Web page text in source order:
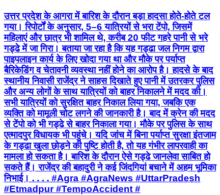
उत्तर प्रदेश के आगरा में बारिश के दौरान बड़ा हादसा होते-होते टल
गया। रिपोर्टों के अनुसार, 5–6 यात्रियों से भरा टेंपो, जिसमें
महिलाएं और छात्र भी शामिल थे, करीब 20 फीट गहरे पानी से भरे
गड्ढे में जा गिरा। बताया जा रहा है कि यह गड्ढा जल निगम द्वारा
पाइपलाइन कार्य के लिए खोदा गया था और मौके पर पर्याप्त
बैरिकेडिंग व चेतावनी व्यवस्था नहीं होने का आरोप है। हादसे के बाद
स्थानीय निवासी राजेंद्र ने साहस दिखाते हुए पानी में उतरकर पुलिस
और अन्य लोगों के साथ यात्रियों को बाहर निकालने में मदद की।
सभी यात्रियों को सुरक्षित बाहर निकाल लिया गया, जबकि एक
व्यक्ति को मामूली चोट लगने की जानकारी है। बाद में क्रेन की मदद
से टेंपो को भी गड्ढे से बाहर निकाला गया। मौके पर पुलिस के साथ
एत्मादपुर विधायक भी पहुंचे। यदि जांच में बिना पर्याप्त सुरक्षा इंतजाम
के गड्ढा खुला छोड़ने की पुष्टि होती है, तो यह गंभीर लापरवाही का
मामला हो सकता है। बारिश के दौरान ऐसे गड्ढे जानलेवा साबित हो
सकते हैं। राजेंद्र की बहादुरी ने कई जिंदगियां बचाने में अहम भूमिका
निभाई। . . . . #Agra #AgraNews #UttarPradesh
#Etmadpur #TempoAccident #